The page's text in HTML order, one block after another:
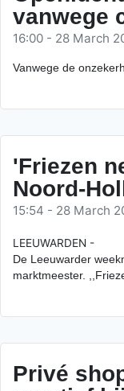
vanwege
16:00 - 28 March
Vanwege de
'Friezen
Noord-
15:54 - 28 March
LEEUWARDEN -
De Leeuwarder
marktmeester.
Privé